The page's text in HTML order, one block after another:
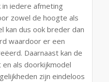
iedere afmeting
zowel de hoogte als
dus ook breder dan
waardoor er een
Daarnaast kan de
en als doorkijkmodel
zijn eindeloos